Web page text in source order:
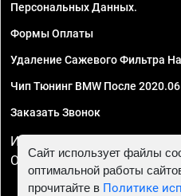
Персональных Данных.
Формы Оплаты
Удаление Сажевого Фильтра
Чип Тюнинг BMW После 2020.06
Заказать Звонок
ИП Смирнов Георгий
ОГРНИП 324470400032610
Сайт использует файлы
оптимальной работы
прочитайте в Политике